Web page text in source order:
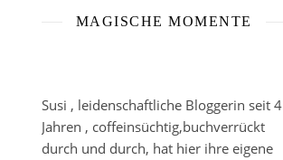
MAGISCHE MOMENTE
Susi , leidenschaftliche Bloggerin seit 4
Jahren , coffeinsüchtig,buchverrückt
durch und durch, hat hier ihre eigene